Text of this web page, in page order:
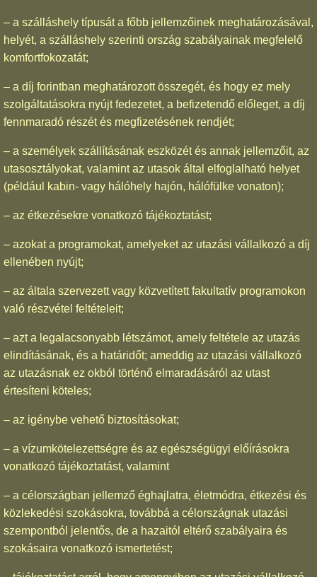
– a szálláshely típusát a főbb jellemzőinek meghatározásával,
helyét, a szálláshely szerinti ország szabályainak megfelelő
komfortfokozatát;
– a díj forintban meghatározott összegét, és hogy ez mely
szolgáltatásokra nyújt fedezetet, a befizetendő előleget, a díj
fennmaradó részét és megfizetésének rendjét;
– a személyek szállításának eszközét és annak jellemzőit, az
utasosztályokat, valamint az utasok által elfoglalható helyet
(például kabin- vagy hálóhely hajón, hálófülke vonaton);
– az étkezésekre vonatkozó tájékoztatást;
– azokat a programokat, amelyeket az utazási vállalkozó a díj
ellenében nyújt;
– az általa szervezett vagy közvetített fakultatív programokon
való részvétel feltételeit;
– azt a legalacsonyabb létszámot, amely feltétele az utazás
elindításának, és a határidőt; ameddig az utazási vállalkozó
az utazásnak ez okból történő elmaradásáról az utast
értesíteni köteles;
– az igénybe vehető biztosításokat;
– a vízumkötelezettségre és az egészségügyi előírásokra
vonatkozó tájékoztatást, valamint
– a célországban jellemző éghajlatra, életmódra, étkezési és
közlekedési szokásokra, továbbá a célországnak utazási
szempontból jelentős, de a hazaitól eltérő szabályaira és
szokásaira vonatkozó ismertetést;